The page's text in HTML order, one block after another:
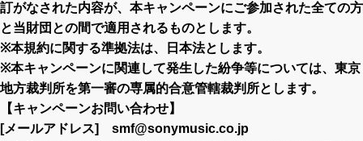
訂がなされた内容が、本キャンペーンにご参加された全ての方
と当財団との間で適用されるものとします。
※本規約に関する準拠法は、日本法とします。
※本キャンペーンに関連して発生した紛争等については、東京
地方裁判所を第一審の専属的合意管轄裁判所とします。
【キャンペーンお問い合わせ】
[メールアドレス] smf@sonymusic.co.jp